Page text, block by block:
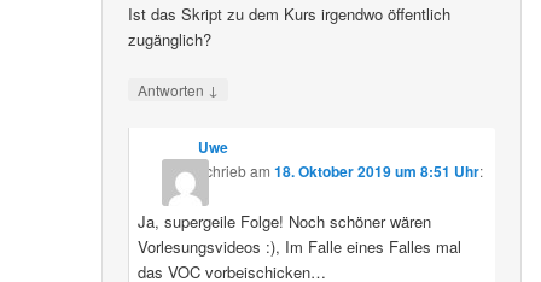
Ist das Skript zu dem Kurs irgendwo öffentlich
zugänglich?
Antworten ↓
Uwe
schriebam 18. Oktober 2019 um 8:51 Uhr:
Ja, supergeile Folge! Noch schöner wären
Vorlesungsvideos :), Im Falle eines Falles mal
das VOC vorbeischicken…